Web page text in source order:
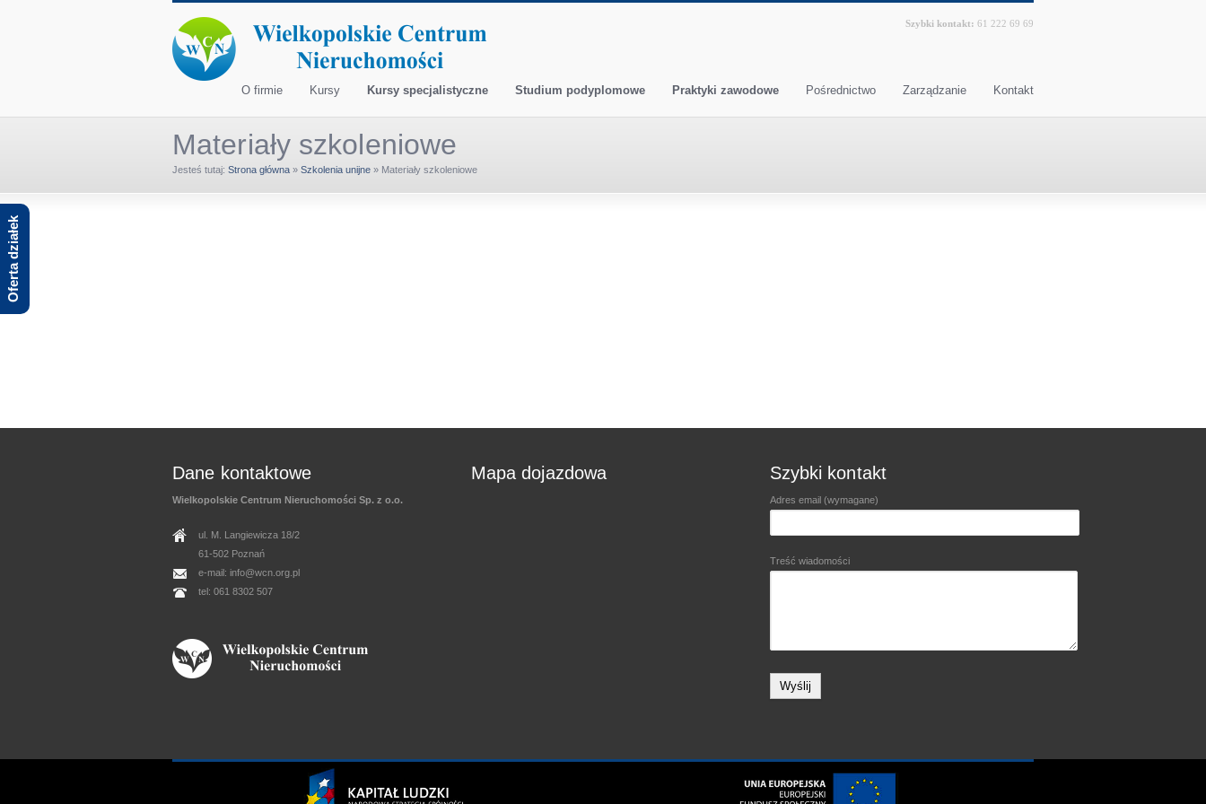
Szybki kontakt: 61 222 69 69
O firmie Kursy Kursy specjalistyczne Studium podyplomowe Praktyki zawodowe Pośrednictwo Zarządzanie Kontakt
Materiały szkoleniowe
Jesteś tutaj: Strona główna » Szkolenia unijne » Materiały szkoleniowe
Dane kontaktowe
Wielkopolskie Centrum Nieruchomości Sp. z o.o.
ul. M. Langiewicza 18/2
61-502 Poznań
e-mail: info@wcn.org.pl
tel: 061 8302 507
Mapa dojazdowa Szybki kontakt
Adres email (wymagane)
Treść wiadomości
Oferta działek